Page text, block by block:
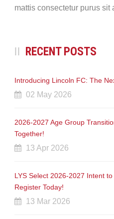
mattis consectetur purus sit
RECENT POSTS
Introducing Lincoln FC: The
02 May 2026
2026-2027 Age Group
Together!
13 Apr 2026
LYS Select 2026-2027 Intent
Register Today!
13 Mar 2026